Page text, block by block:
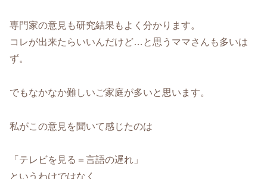
専門家の意見も研究結果もよく分かります。
コレが出来たらいいんだけど…と思うママさんも多いは
ず。
でもなかなか難しいご家庭が多いと思います。
私がこの意見を聞いて感じたのは
「テレビを見る＝言語の遅れ」
というわけではなく